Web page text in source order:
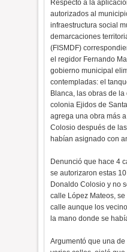
Respecto a la
autorizados al
infraestructura social
demarcaciones
(FISMDF)
el regidor Fernando
gobierno municipal
contempladas: el
Blanca, las obras de
colonia Ejidos de
agrega una obra más
Colosio después de
habían asignado con
Denunció que hace 4
se autorizaron estas
Donaldo Colosio y no
calle López Mateos,
calle aunque los
la mano donde se
Argumentó que una